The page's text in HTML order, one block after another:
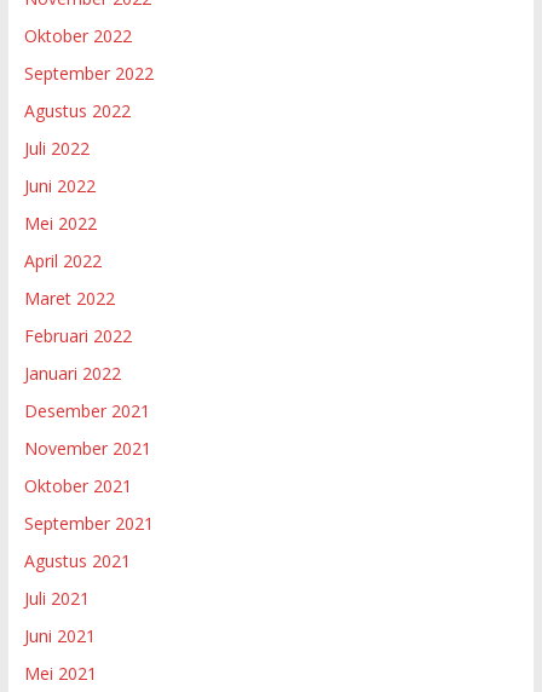
Oktober 2022
September 2022
Agustus 2022
Juli 2022
Juni 2022
Mei 2022
April 2022
Maret 2022
Februari 2022
Januari 2022
Desember 2021
November 2021
Oktober 2021
September 2021
Agustus 2021
Juli 2021
Juni 2021
Mei 2021